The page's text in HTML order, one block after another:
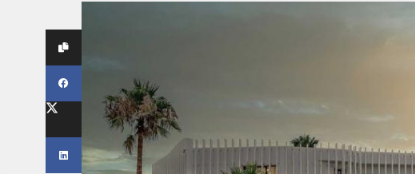
WEEK 2026
OR NEVER"
THE PARADIGM SHIFT –
VENDREDI 10 JANVIER 2025